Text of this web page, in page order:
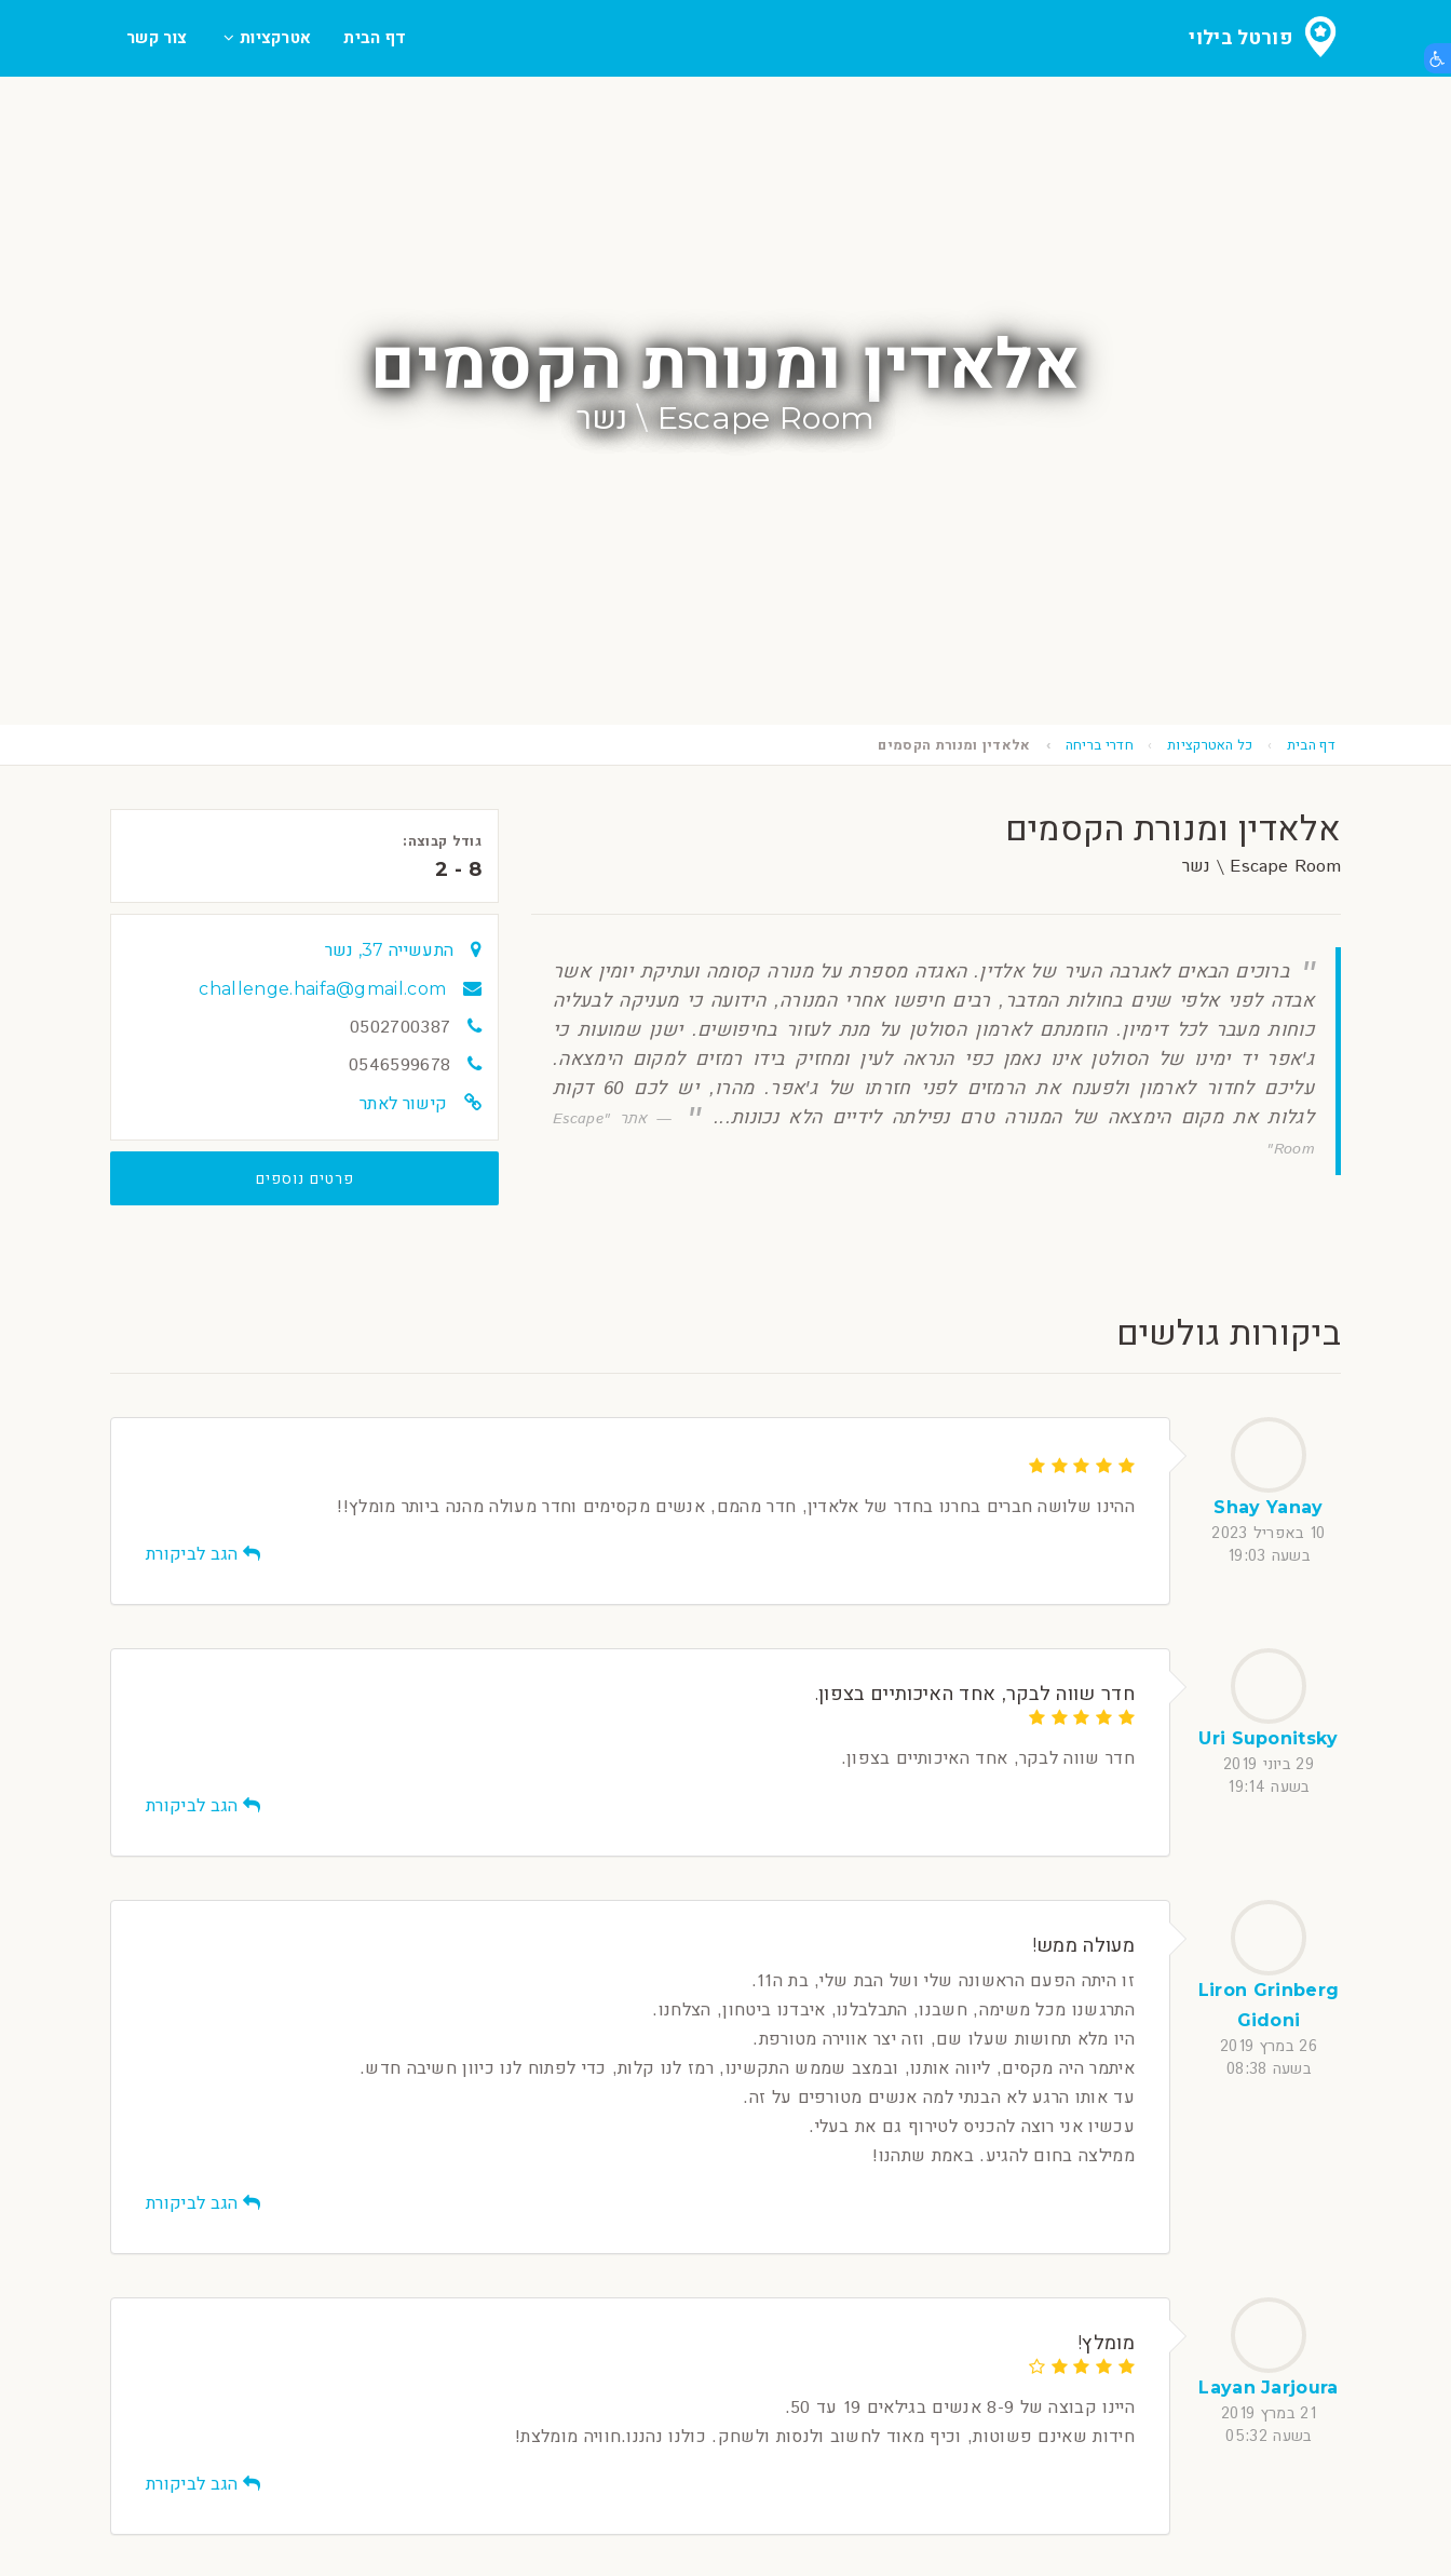
פורטל בילוי דף הבית אטרקציות צור קשר
אלאדין ומנורת הקסמים
Escape Room \ נשר
דף הבית כל האטרקציות חדרי בריחה אלאדין ומנורת הקסמים
אלאדין ומנורת הקסמים
Escape Room \ נשר
ברוכים הבאים לאגרבה העיר של אלדין. האגדה מספרת על מנורה קסומה ועתיקת יומין אשר
אבדה לפני אלפי שנים בחולות המדבר, רבים חיפשו אחרי המנורה, הידועה כי מעניקה לבעליה
כוחות מעבר לכל דימיון. הוזמנתם לארמון הסולטן על מנת לעזור בחיפושים. ישנן שמועות כי
ג'אפר יד ימינו של הסולטן אינו נאמן כפי הנראה לעין ומחזיק בידו רמזים למקום הימצאה.
עליכם לחדור לארמון ולפענח את הרמזים לפני חזרתו של ג'אפר. מהרו, יש לכם 60 דקות
לגלות את מקום הימצאה של המנורה טרם נפילתה לידיים הלא נכונות...
אתר "Escape
Room"
גודל קבוצה:
2 - 8
התעשייה 37, נשר
challenge.haifa@gmail.com
0502700387
0546599678
קישור לאתר
פרטים נוספים
ביקורות גולשים
Shay Yanay
10 באפריל 2023
בשעה 19:03
ההינו שלושה חברים בחרנו בחדר של אלאדין, חדר מהמם, אנשים מקסימים וחדר מעולה מהנה ביותר מומלץ!!
הגב לביקורת
Uri Suponitsky
29 ביוני 2019
בשעה 19:14
חדר שווה לבקר, אחד האיכותיים בצפון.
חדר שווה לבקר, אחד האיכותיים בצפון.
הגב לביקורת
Liron Grinberg
Gidoni
26 במרץ 2019
בשעה 08:38
מעולה ממש!
זו היתה הפעם הראשונה שלי ושל הבת שלי, בת ה11.
התרגשנו מכל משימה, חשבנו, התבלבלנו, איבדנו ביטחון, הצלחנו.
היו מלא תחושות שעלו שם, וזה יצר אווירה מטורפת.
איתמר היה מקסים, ליווה אותנו, ובמצב שממש התקשינו, רמז לנו קלות, כדי לפתוח לנו כיוון חשיבה חדש.
עד אותו הרגע לא הבנתי למה אנשים מטורפים על זה.
עכשיו אני רוצה להכניס לטירוף גם את בעלי.
ממילצה בחום להגיע. באמת שתהנו!
הגב לביקורת
Layan Jarjoura
21 במרץ 2019
בשעה 05:32
מומלץ!
היינו קבוצה של 8-9 אנשים בגילאים 19 עד 50.
חידות שאינם פשוטות, וכיף מאוד לחשוב ולנסות ולשחק. כולנו נהננו.חוויה מומלצת!
הגב לביקורת
הצג תפריט נגישות